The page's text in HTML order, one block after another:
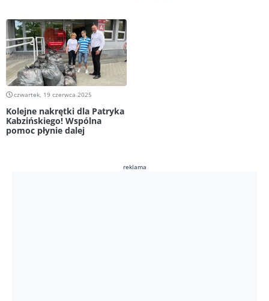
czwartek, 19 czerwca 2025
Kolejne nakrętki dla Patryka
Kabzińskiego! Wspólna
pomoc płynie dalej
reklama